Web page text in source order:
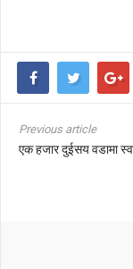
Previous article
एक हजार दुईसय वडामा